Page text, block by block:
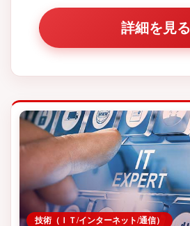
詳細を見る
技術（ＩＴ/インターネット/通信）